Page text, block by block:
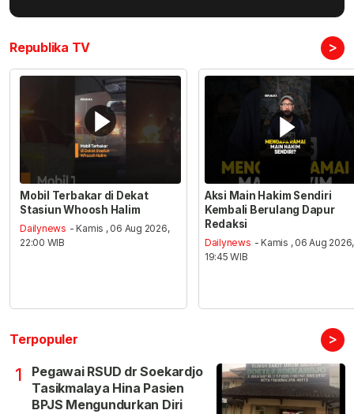
Republika TV >
Mobil Terbakar di Dekat
Stasiun Whoosh Halim
Dailynews - Kamis , 06 Aug 2026,
22:00 WIB
Aksi Main Hakim Sendiri
Kembali Berulang Dapur
Redaksi
Dailynews - Kamis , 06 Aug 2026,
19:45 WIB
Terpopuler >
1
Pegawai RSUD dr Soekardjo
Tasikmalaya Hina Pasien
BPJS Mengundurkan Diri